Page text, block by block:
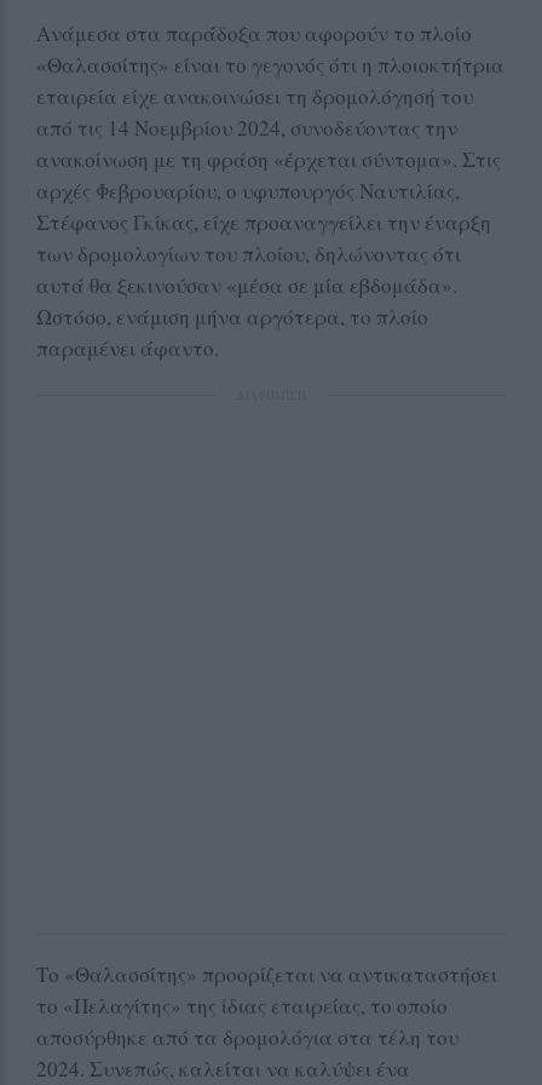
Ανάμεσα στα παράδοξα που αφορούν το πλοίο
«Θαλασσίτης» είναι το γεγονός ότι η πλοιοκτήτρια
εταιρεία είχε ανακοινώσει τη δρομολόγησή του
από τις 14 Νοεμβρίου 2024, συνοδεύοντας την
ανακοίνωση με τη φράση «έρχεται σύντομα». Στις
αρχές Φεβρουαρίου, ο υφυπουργός Ναυτιλίας,
Στέφανος Γκίκας, είχε προαναγγείλει την έναρξη
των δρομολογίων του πλοίου, δηλώνοντας ότι
αυτά θα ξεκινούσαν «μέσα σε μία εβδομάδα».
Ωστόσο, ενάμιση μήνα αργότερα, το πλοίο
παραμένει άφαντο.
Το «Θαλασσίτης» προορίζεται να αντικαταστήσει
το «Πελαγίτης» της ίδιας εταιρείας, το οποίο
αποσύρθηκε από τα δρομολόγια στα τέλη του
2024. Συνεπώς, καλείται να καλύψει ένα